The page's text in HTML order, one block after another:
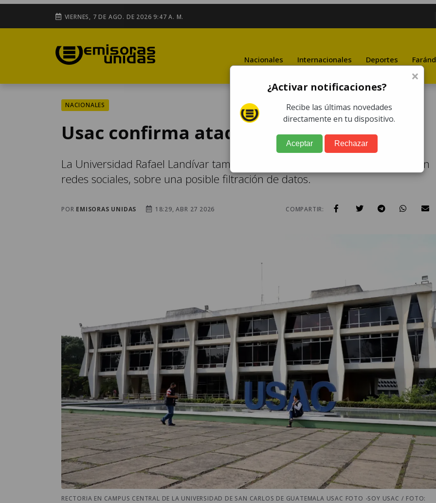
VIERNES, 7 DE AGO. DE 2026 9:47 A. M.
Nacionales Internacionales Deportes
NACIONALES
Usac confirma ataque cibernético
La Universidad Rafael Landívar también analiza la información que circula en
redes sociales, sobre una posible filtración de datos.
POR EMISORAS UNIDAS 18:29, ABR 27 2026 COMPARTIR:
RECTORIA EN CAMPUS CENTRAL DE LA UNIVERSIDAD DE SAN CARLOS DE GUATEMALA USAC FOTO -SOY USAC / FOTO:
×
¿Activar notificaciones?
Recibe las últimas novedades
directamente en tu dispositivo.
Aceptar Rechazar